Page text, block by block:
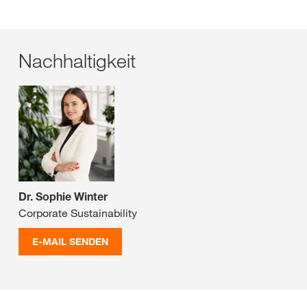
Nachhaltigkeit
Dr. Sophie Winter
Corporate Sustainability
E-MAIL SENDEN